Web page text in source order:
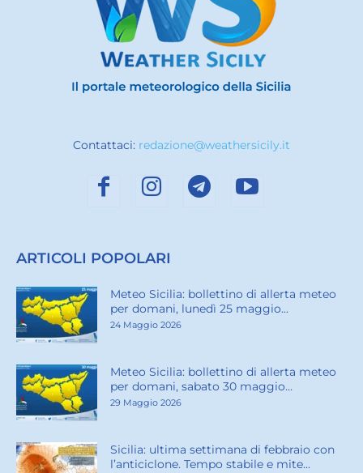
Contattaci: redazione@weathersicily.it
ARTICOLI POPOLARI
Meteo Sicilia: bollettino di allerta meteo
per domani, lunedì 25 maggio...
24 Maggio 2026
Meteo Sicilia: bollettino di allerta meteo
per domani, sabato 30 maggio...
29 Maggio 2026
Sicilia: ultima settimana di febbraio con
l’anticiclone. Tempo stabile e mite...